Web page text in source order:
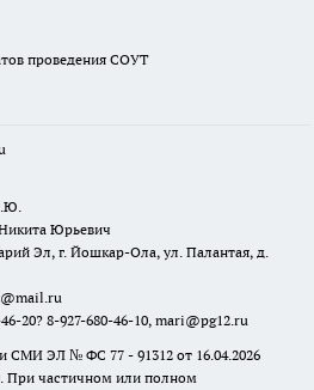
проведения СОУТ
Юрьевич
Эл, г. Йошкар-Ола, ул. Палантая, д.
20? 8-927-680-46-10, mari@pg12.ru
СМИ ЭЛ № ФС 77 - 91312 от 16.04.2026
При частичном или полном